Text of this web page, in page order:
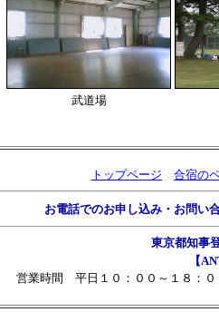
武道場
トップページ 合宿の
お電話でのお申し込み・お問い
東京都知事
【
営業時間 平日１０：００～１８：